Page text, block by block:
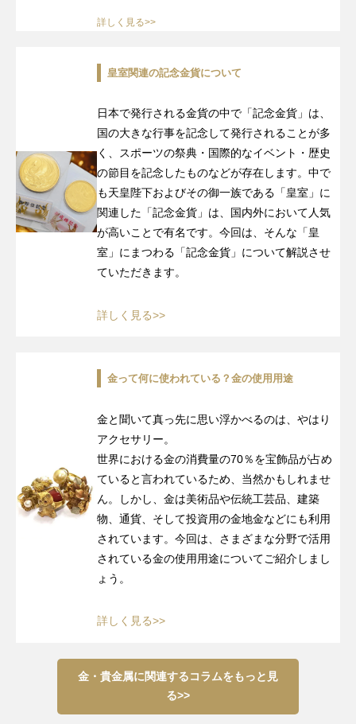
詳しく見る>>
皇室関連の記念金貨について
日本で発行される金貨の中で「記念金貨」は、
国の大きな行事を記念して発行されることが多
く、スポーツの祭典・国際的なイベント・歴史
の節目を記念したものなどが存在します。中で
も天皇陛下およびその御一族である「皇室」に
関連した「記念金貨」は、国内外において人気
が高いことで有名です。今回は、そんな「皇
室」にまつわる「記念金貨」について解説させ
ていただきます。
詳しく見る>>
金って何に使われている？金の使用用途
金と聞いて真っ先に思い浮かべるのは、やはり
アクセサリー。
世界における金の消費量の70％を宝飾品が占め
ていると言われているため、当然かもしれませ
ん。しかし、金は美術品や伝統工芸品、建築
物、通貨、そして投資用の金地金などにも利用
されています。今回は、さまざまな分野で活用
されている金の使用用途についてご紹介しまし
ょう。
詳しく見る>>
金・貴金属に関連するコラムをもっと見
る>>